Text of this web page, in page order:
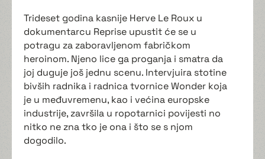
Trideset godina kasnije Herve Le Roux u
dokumentarcu Reprise upustit će se u
potragu za zaboravljenom fabričkom
heroinom. Njeno lice ga proganja i smatra da
joj duguje još jednu scenu. Intervjuira stotine
bivših radnika i radnica tvornice Wonder koja
je u međuvremenu, kao i većina europske
industrije, završila u ropotarnici povijesti no
nitko ne zna tko je ona i što se s njom
dogodilo.